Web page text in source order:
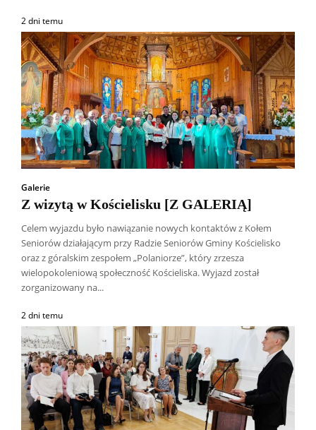
2 dni temu
Galerie
Z wizytą w Kościelisku [Z GALERIĄ]
Celem wyjazdu było nawiązanie nowych kontaktów z Kołem
Seniorów działającym przy Radzie Seniorów Gminy Kościelisko
oraz z góralskim zespołem „Polaniorze”, który zrzesza
wielopokoleniową społeczność Kościeliska. Wyjazd został
zorganizowany na...
2 dni temu